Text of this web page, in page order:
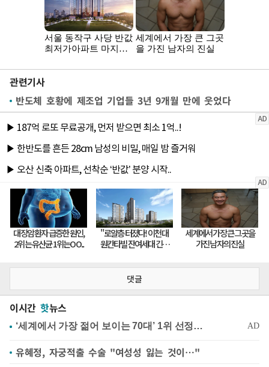
관련기사
반도체 호황에 제조업 기업들 3년 9개월 만에 웃었다
댓글
이시간 핫뉴스
유혜정, 자궁적출 수술 "여성성 잃는 것이…"